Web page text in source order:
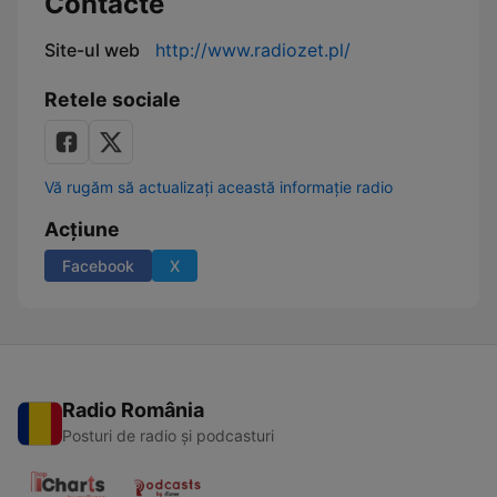
Site-ul web http://www.radiozet.pl/
Retele sociale
Vă rugăm să actualizați această informație radio
Acțiune
Facebook X
Radio România
Posturi de radio și podcasturi